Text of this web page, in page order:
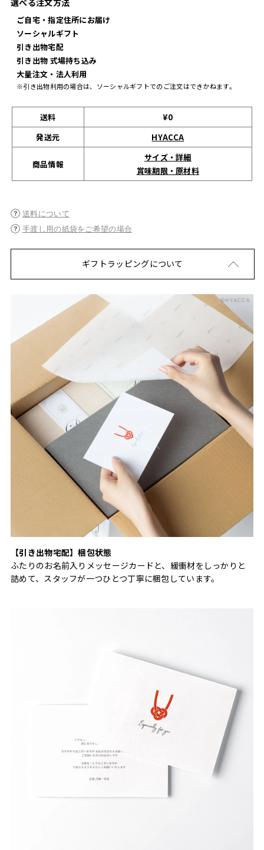
選べる注文方法
ご自宅・指定住所にお届け
ソーシャルギフト
引き出物宅配
引き出物 式場持ち込み
大量注文・法人利用
※引き出物利用の場合は、ソーシャルギフトでのご注文はできかねます。
送料
¥0
発送元
HYACCA
商品情報
サイズ・詳細
賞味期限・原材料
送料について
手渡し用の紙袋をご希望の場合
ギフトラッピングについて
【引き出物宅配】梱包状態
ふたりのお名前入りメッセージカードと、緩衝材をしっかりと
詰めて、スタッフが一つひとつ丁寧に梱包しています。